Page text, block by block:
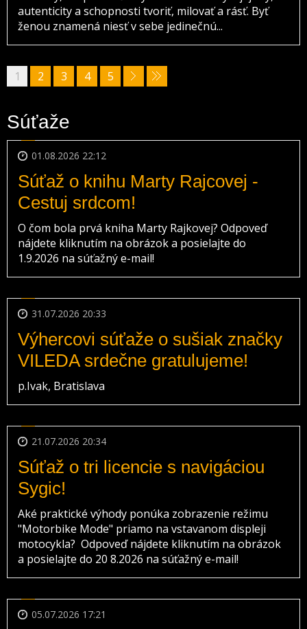
autenticity a schopnosti tvoriť, milovať a rásť. Byť
ženou znamená niesť v sebe jedinečnú...
1 2 3 4 5
Súťaže
01.08.2026 22:12
Súťaž o knihu Marty Rajcovej -
Cestuj srdcom!
O čom bola prvá kniha Marty Rajkovej? Odpoveď
nájdete kliknutím na obrázok a posielajte do
1.9.2026 na súťažný e-mail!
31.07.2026 20:33
Výhercovi súťaže o sušiak značky
VILEDA srdečne gratulujeme!
p.Ivak, Bratislava
21.07.2026 20:34
Súťaž o tri licencie s navigáciou
Sygic!
Aké praktické výhody ponúka zobrazenie režimu
"Motorbike Mode" priamo na vstavanom displeji
motocykla? Odpoveď nájdete kliknutím na obrázok
a posielajte do 20 8.2026 na súťažný e-mail!
05.07.2026 17:21